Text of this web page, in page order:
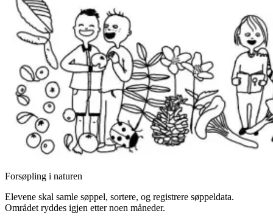
Forsøpling i naturen
Elevene skal samle søppel, sortere, og registrere søppeldata.
Området ryddes igjen etter noen måneder.